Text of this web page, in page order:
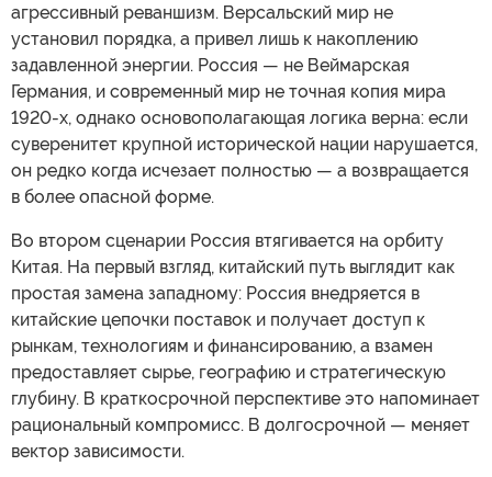
агрессивный реваншизм. Версальский мир не
установил порядка, а привел лишь к накоплению
задавленной энергии. Россия — не Веймарская
Германия, и современный мир не точная копия мира
1920-х, однако основополагающая логика верна: если
суверенитет крупной исторической нации нарушается,
он редко когда исчезает полностью — а возвращается
в более опасной форме.
Во втором сценарии Россия втягивается на орбиту
Китая. На первый взгляд, китайский путь выглядит как
простая замена западному: Россия внедряется в
китайские цепочки поставок и получает доступ к
рынкам, технологиям и финансированию, а взамен
предоставляет сырье, географию и стратегическую
глубину. В краткосрочной перспективе это напоминает
рациональный компромисс. В долгосрочной — меняет
вектор зависимости.